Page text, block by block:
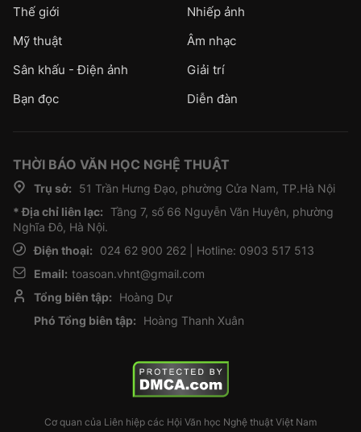
Thế giới
Nhiếp ảnh
Mỹ thuật
Âm nhạc
Sân khấu - Điện ảnh
Giải trí
Bạn đọc
Diễn đàn
THỜI BÁO VĂN HỌC NGHỆ THUẬT
Trụ sở:
51 Trần Hưng Đạo, phường Cửa Nam, TP.Hà Nội
* Địa chỉ liên lạc: Tầng 7, số 66 Nguyễn Văn Huyên, phường
Nghĩa Đô, Hà Nội.
Điện thoại:
024 62 900 262 | Hotline: 0903 517 513
Email: toasoan.vhnt@gmail.com
Tổng biên tập:
Hoàng Dự
Phó Tổng biên tập:
Hoàng Thanh Xuân
Cơ quan của Liên hiệp các Hội Văn học Nghệ thuật Việt Nam